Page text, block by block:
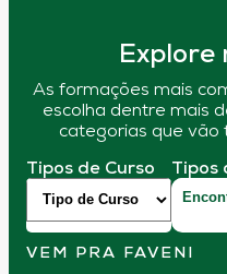
Explore
As formações mais
escolha dentre mais
categorias que vão
Tipos de Curso Tipos
VEM PRA FAVENI